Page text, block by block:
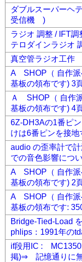
ダブルスーパーヘ
受信機 )
ラジオ 調整 / IFT
テロダインラジオ
真空管ラジオ工作
A SHOP（ 自作派
基板の領布です) 3
Ａ SHOP（ 自作
基板の領布です) 4
6Z-DH3Aの1番ピ
けは6番ピンを接地
audio の歪率計で
での音色影響につ
A SHOP（ 自作派
基板の領布です) 2
A SHOP（ 自作派
基板の領布です:
Bridge-Tied-Load
phlips：1991年の
if段用IC :
掲)⇒ 記憶通りに無